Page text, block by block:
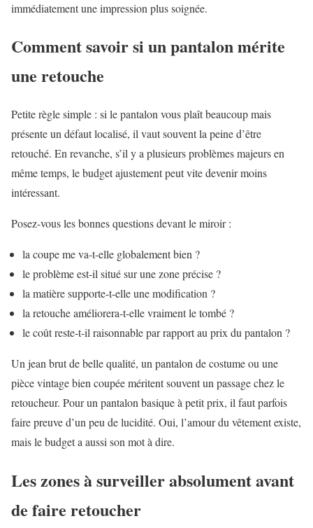
immédiatement une impression plus soignée.
Comment savoir si un pantalon mérite
une retouche
Petite règle simple : si le pantalon vous plaît beaucoup mais
présente un défaut localisé, il vaut souvent la peine d’être
retouché. En revanche, s’il y a plusieurs problèmes majeurs en
même temps, le budget ajustement peut vite devenir moins
intéressant.
Posez-vous les bonnes questions devant le miroir :
la coupe me va-t-elle globalement bien ?
le problème est-il situé sur une zone précise ?
la matière supporte-t-elle une modification ?
la retouche améliorera-t-elle vraiment le tombé ?
le coût reste-t-il raisonnable par rapport au prix du pantalon ?
Un jean brut de belle qualité, un pantalon de costume ou une
pièce vintage bien coupée méritent souvent un passage chez le
retoucheur. Pour un pantalon basique à petit prix, il faut parfois
faire preuve d’un peu de lucidité. Oui, l’amour du vêtement existe,
mais le budget a aussi son mot à dire.
Les zones à surveiller absolument avant
de faire retoucher